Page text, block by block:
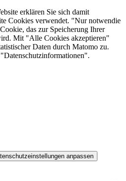
erklären Sie sich damit
Cookies verwendet. "Nur notwendie
das zur Speicherung Ihrer
Mit "Alle Cookies akzeptieren"
Daten durch Matomo zu.
anpassen